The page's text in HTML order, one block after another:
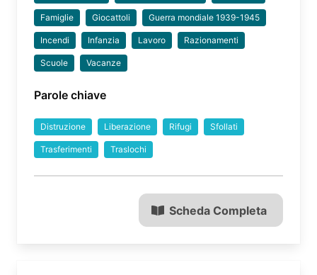
Famiglie Giocattoli Guerra mondiale 1939-1945
Incendi Infanzia Lavoro Razionamenti
Scuole Vacanze
Parole chiave
Distruzione Liberazione Rifugi Sfollati
Trasferimenti Traslochi
Scheda Completa